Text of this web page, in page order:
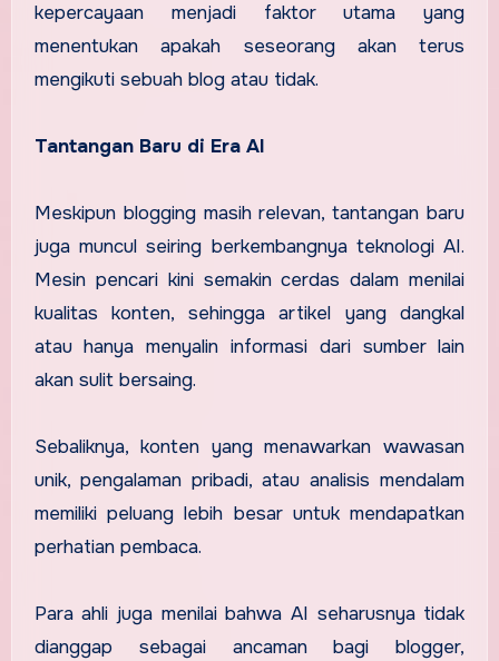
kepercayaan menjadi faktor utama yang
menentukan apakah seseorang akan terus
mengikuti sebuah blog atau tidak.
Tantangan Baru di Era AI
Meskipun blogging masih relevan, tantangan baru
juga muncul seiring berkembangnya teknologi AI.
Mesin pencari kini semakin cerdas dalam menilai
kualitas konten, sehingga artikel yang dangkal
atau hanya menyalin informasi dari sumber lain
akan sulit bersaing.
Sebaliknya, konten yang menawarkan wawasan
unik, pengalaman pribadi, atau analisis mendalam
memiliki peluang lebih besar untuk mendapatkan
perhatian pembaca.
Para ahli juga menilai bahwa AI seharusnya tidak
dianggap sebagai ancaman bagi blogger,